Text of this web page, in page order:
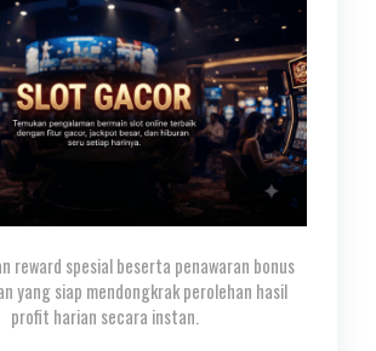
reward spesial beserta penawaran bonus
yang siap mendongkrak perolehan hasil
profit harian secara instan.